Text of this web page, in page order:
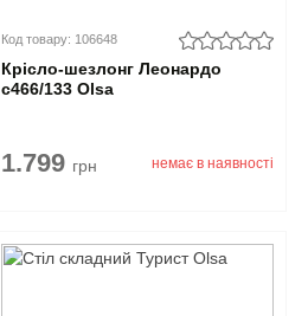
Код товару: 106648
Крісло-шезлонг Леонардо
с466/133 Olsa
1.799 грн немає в наявності